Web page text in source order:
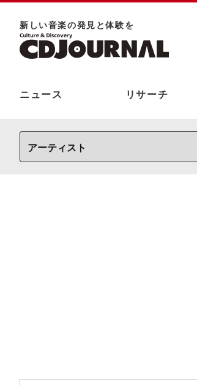
新しい⾳楽の発⾒と体験を
ニュース リサーチ